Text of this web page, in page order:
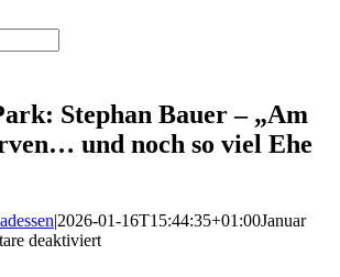
Stephan Bauer – „Am
und noch so viel Ehe
|2026-01-16T15:44:35+01:00Januar
deaktiviertfür